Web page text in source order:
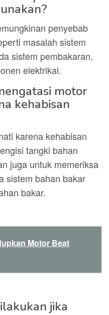
penyebab
masalah sistem
sistem pembakaran,
elektrikal.
motor
kehabisan
karena kehabisan
tangki bahan
juga untuk memeriksa
sistem bahan bakar
bakar.
Motor Beat
jika